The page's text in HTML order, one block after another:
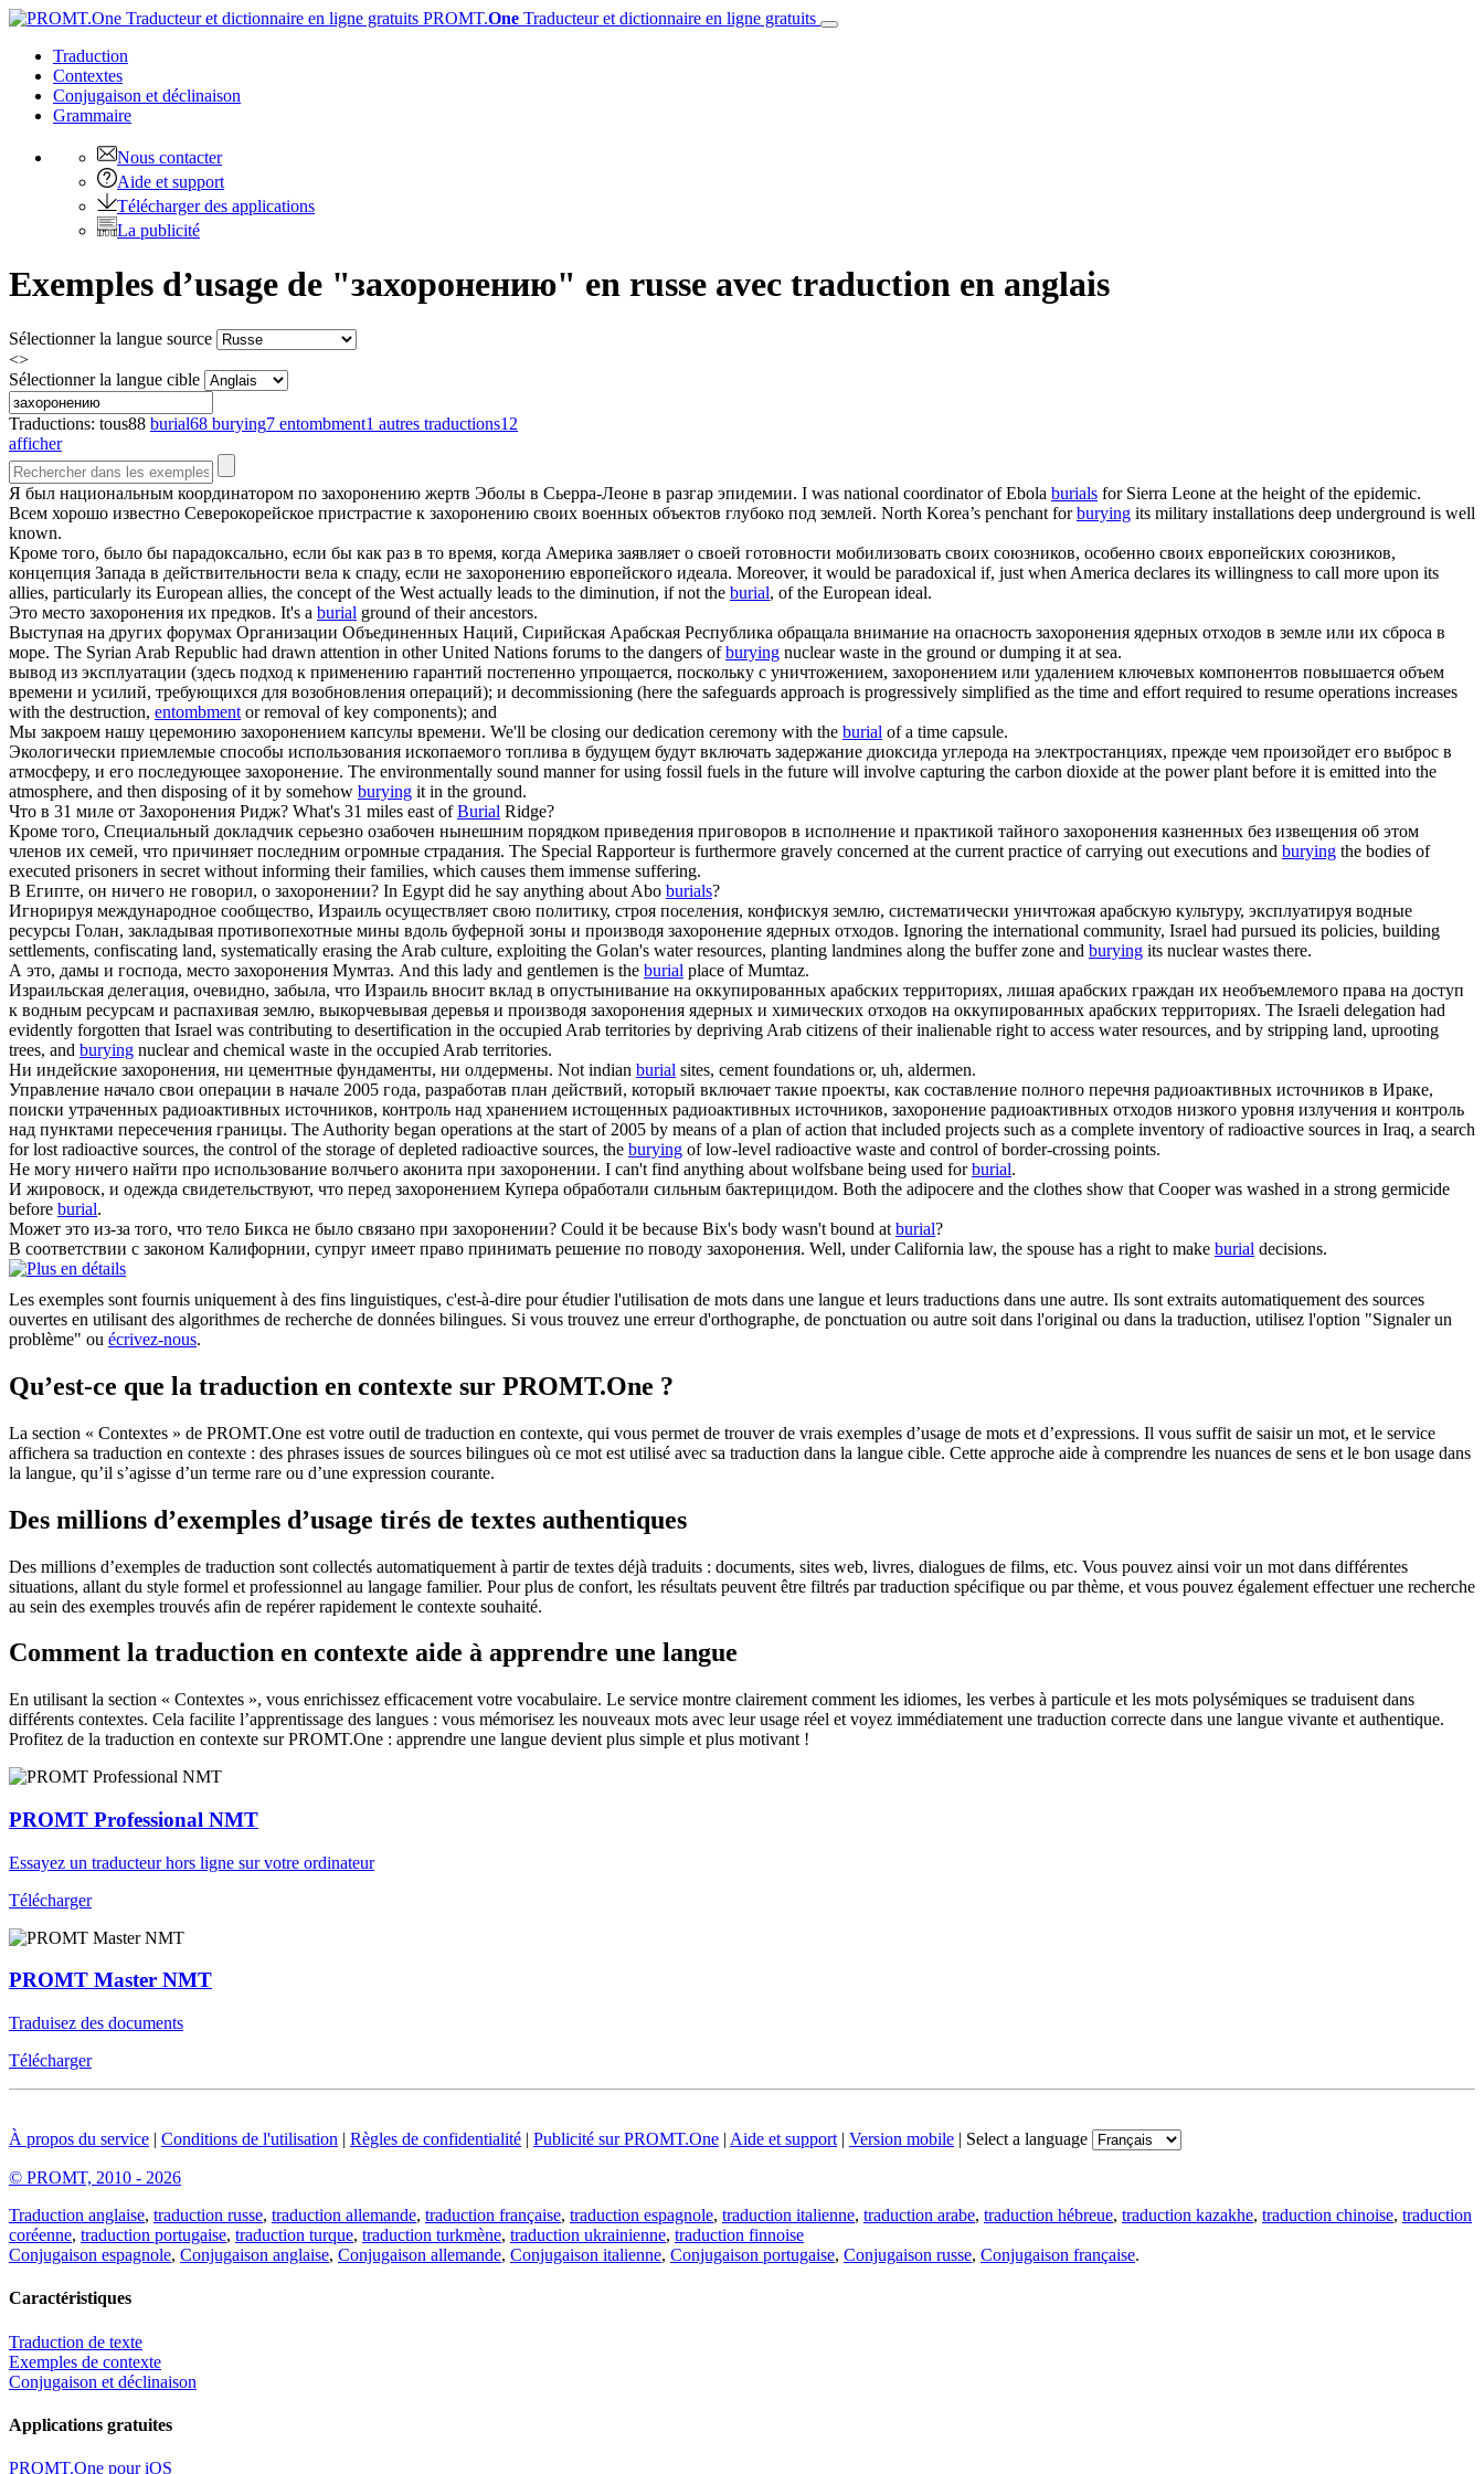
PROMT.One Traducteur et dictionnaire en ligne gratuits
Traduction
Contextes
Conjugaison et déclinaison
Grammaire
Nous contacter
Aide et support
Télécharger des applications
La publicité
Exemples d’usage de "захоронению" en russe avec traduction en anglais
Sélectionner la langue source
<>
Sélectionner la langue cible
Traductions: tous88 burial68 burying7 entombment1 autres traductions12
afficher
Я был национальным координатором по захоронению жертв Эболы в Сьерра-Леоне в разгар эпидемии. I was national coordinator of Ebola burials for Sierra Leone at the height of the epidemic.
Всем хорошо известно Северокорейское пристрастие к захоронению своих военных объектов глубоко под землей. North Korea’s penchant forburying its military installations deep underground is well
known.
Кроме того, было бы парадоксально, если бы как раз в то время, когда Америка заявляет о своей готовности мобилизовать своих союзников, особенно своих европейских союзников,
концепция Запада в действительности вела к спаду, если не захоронению европейского идеала. Moreover, it would be paradoxical if, just when America declares its willingness to call more upon its
allies, particularly its European allies, the concept of the West actually leads to the diminution, if not the burial, of the European ideal.
Это место захоронения их предков. It's a burial ground of their ancestors.
Выступая на других форумах Организации Объединенных Наций, Сирийская Арабская Республика обращала внимание на опасность захоронения ядерных отходов в земле или их сброса в
море. The Syrian Arab Republic had drawn attention in other United Nations forums to the dangers ofburying nuclear waste in the ground or dumping it at sea.
вывод из эксплуатации (здесь подход к применению гарантий постепенно упрощается, поскольку с уничтожением, захоронением или удалением ключевых компонентов повышается объем
времени и усилий, требующихся для возобновления операций); и decommissioning (here the safeguards approach is progressively simplified as the time and effort required to resume operations increases
with the destruction, entombment or removal of key components); and
Мы закроем нашу церемонию захоронением капсулы времени. We'll be closing our dedication ceremony with the burial of a time capsule.
Экологически приемлемые способы использования ископаемого топлива в будущем будут включать задержание диоксида углерода на электростанциях, прежде чем произойдет его выброс в
атмосферу, и его последующее захоронение. The environmentally sound manner for using fossil fuels in the future will involve capturing the carbon dioxide at the power plant before it is emitted into the
atmosphere, and then disposing of it by somehow burying it in the ground.
Что в 31 миле от Захоронения Ридж? What's 31 miles east ofBurial Ridge?
Кроме того, Специальный докладчик серьезно озабочен нынешним порядком приведения приговоров в исполнение и практикой тайного захоронения казненных без извещения об этом
членов их семей, что причиняет последним огромные страдания. The Special Rapporteur is furthermore gravely concerned at the current practice of carrying out executions and burying the bodies of
executed prisoners in secret without informing their families, which causes them immense suffering.
В Египте, он ничего не говорил, о захоронении? In Egypt did he say anything about Abo burials?
Игнорируя международное сообщество, Израиль осуществляет свою политику, строя поселения, конфискуя землю, систематически уничтожая арабскую культуру, эксплуатируя водные
ресурсы Голан, закладывая противопехотные мины вдоль буферной зоны и производя захоронение ядерных отходов. Ignoring the international community, Israel had pursued its policies, building
settlements, confiscating land, systematically erasing the Arab culture, exploiting the Golan's water resources, planting landmines along the buffer zone and burying its nuclear wastes there.
А это, дамы и господа, место захоронения Мумтаз. And this lady and gentlemen is the burial place of Mumtaz.
Израильская делегация, очевидно, забыла, что Израиль вносит вклад в опустынивание на оккупированных арабских территориях, лишая арабских граждан их необъемлемого права на доступ
к водным ресурсам и распахивая землю, выкорчевывая деревья и производя захоронения ядерных и химических отходов на оккупированных арабских территориях. The Israeli delegation had
evidently forgotten that Israel was contributing to desertification in the occupied Arab territories by depriving Arab citizens of their inalienable right to access water resources, and by stripping land, uprooting
trees, and burying nuclear and chemical waste in the occupied Arab territories.
Ни индейские захоронения, ни цементные фундаменты, ни олдермены. Not indian burial sites, cement foundations or, uh, aldermen.
Управление начало свои операции в начале 2005 года, разработав план действий, который включает такие проекты, как составление полного перечня радиоактивных источников в Ираке,
поиски утраченных радиоактивных источников, контроль над хранением истощенных радиоактивных источников, захоронение радиоактивных отходов низкого уровня излучения и контроль
над пунктами пересечения границы. The Authority began operations at the start of 2005 by means of a plan of action that included projects such as a complete inventory of radioactive sources in Iraq, a search
for lost radioactive sources, the control of the storage of depleted radioactive sources, the burying of low-level radioactive waste and control of border-crossing points.
Не могу ничего найти про использование волчьего аконита при захоронении. I can't find anything about wolfsbane being used forburial.
И жировоск, и одежда свидетельствуют, что перед захоронением Купера обработали сильным бактерицидом. Both the adipocere and the clothes show that Cooper was washed in a strong germicide
before burial.
Может это из-за того, что тело Бикса не было связано при захоронении? Could it be because Bix's body wasn't bound at burial?
В соответствии с законом Калифорнии, супруг имеет право принимать решение по поводу захоронения. Well, under California law, the spouse has a right to make burial decisions.
Les exemples sont fournis uniquement à des fins linguistiques, c'est-à-dire pour étudier l'utilisation de mots dans une langue et leurs traductions dans une autre. Ils sont extraits automatiquement des sources
ouvertes en utilisant des algorithmes de recherche de données bilingues. Si vous trouvez une erreur d'orthographe, de ponctuation ou autre soit dans l'original ou dans la traduction, utilisez l'option "Signaler un
problème" ou écrivez-nous.
Qu’est-ce que la traduction en contexte sur PROMT.One ?
La section « Contextes » de PROMT.One est votre outil de traduction en contexte, qui vous permet de trouver de vrais exemples d’usage de mots et d’expressions. Il vous suffit de saisir un mot, et le service
affichera sa traduction en contexte : des phrases issues de sources bilingues où ce mot est utilisé avec sa traduction dans la langue cible. Cette approche aide à comprendre les nuances de sens et le bon usage dans
la langue, qu’il s’agisse d’un terme rare ou d’une expression courante.
Des millions d’exemples d’usage tirés de textes authentiques
Des millions d’exemples de traduction sont collectés automatiquement à partir de textes déjà traduits : documents, sites web, livres, dialogues de films, etc. Vous pouvez ainsi voir un mot dans différentes
situations, allant du style formel et professionnel au langage familier. Pour plus de confort, les résultats peuvent être filtrés par traduction spécifique ou par thème, et vous pouvez également effectuer une recherche
au sein des exemples trouvés afin de repérer rapidement le contexte souhaité.
Comment la traduction en contexte aide à apprendre une langue
En utilisant la section « Contextes », vous enrichissez efficacement votre vocabulaire. Le service montre clairement comment les idiomes, les verbes à particule et les mots polysémiques se traduisent dans
différents contextes. Cela facilite l’apprentissage des langues : vous mémorisez les nouveaux mots avec leur usage réel et voyez immédiatement une traduction correcte dans une langue vivante et authentique.
Profitez de la traduction en contexte sur PROMT.One : apprendre une langue devient plus simple et plus motivant !
PROMT Professional NMT
Essayez un traducteur hors ligne sur votre ordinateur
Télécharger
PROMT Master NMT
Traduisez des documents
Télécharger
À propos du service | Conditions de l'utilisation | Règles de confidentialité | Publicité sur PROMT.One | Aide et support | Version mobile | Select a language
© PROMT, 2010 - 2026
Traduction anglaise, traduction russe, traduction allemande, traduction française, traduction espagnole, traduction italienne, traduction arabe, traduction hébreue, traduction kazakhe, traduction chinoise, traduction
coréenne, traduction portugaise, traduction turque, traduction turkmène, traduction ukrainienne, traduction finnoise
Conjugaison espagnole, Conjugaison anglaise, Conjugaison allemande, Conjugaison italienne, Conjugaison portugaise, Conjugaison russe, Conjugaison française.
Caractéristiques
Traduction de texte
Exemples de contexte
Conjugaison et déclinaison
Applications gratuites
PROMT.One pour iOS